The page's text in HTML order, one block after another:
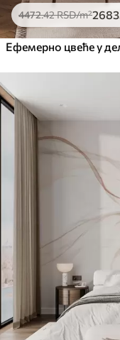
4472.42RSD/m²2683